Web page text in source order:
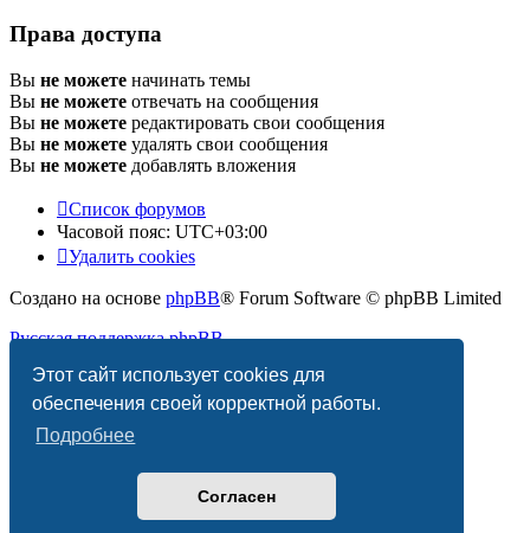
Этот сайт использует cookies для
обеспечения своей корректной работы.
Подробнее
Согласен
Права доступа
Вы не можете начинать темы
Вы не можете отвечать на сообщения
Вы не можете редактировать свои сообщения
Вы не можете удалять свои сообщения
Вы не можете добавлять вложения
Список форумов
Часовой пояс: UTC+03:00
Удалить cookies
Создано на основе phpBB® Forum Software © phpBB Limited
Русская поддержка phpBB
Конфиденциальность |Правила